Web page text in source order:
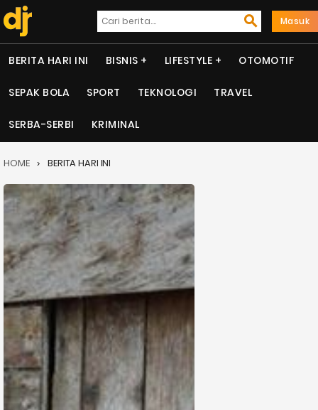
Masuk
BERITA HARI INI BISNIS LIFESTYLE OTOMOTIF
SEPAK BOLA SPORT TEKNOLOGI TRAVEL
SERBA-SERBI KRIMINAL
HOME BERITA HARI INI